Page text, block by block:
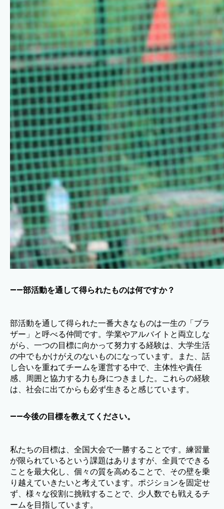
——部活動を通して得られたものは何ですか？
部活動を通して得られた一番大きなものは一生の「ブラ
ザー」と呼べる仲間です。学業やアルバイトと両立しな
がら、一つの目標に向かって努力する経験は、大学生活
の中でもかけがえのないものになっています。また、話
し合いを重ねてチームを運営する中で、主体性や責任
感、周囲と協力する力も身につきました。これらの経験
は、社会に出てからも必ず生きると感じています。
——今後の目標を教えてください。
私たちの目標は、全国大会で一勝することです。練習量
が限られているという課題はありますが、全員でできる
ことを最大化し、個々の質を高めることで、その壁を乗
り越えていきたいと考えています。ポジションを固定せ
ず、様々な役割に挑戦することで、少人数でも戦えるチ
ームを目指しています。